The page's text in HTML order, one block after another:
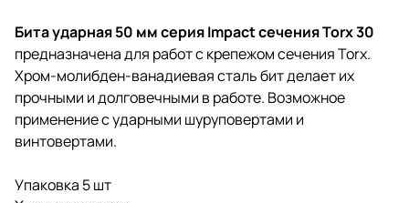
Бита ударная 50 мм серия Impact сечения Torx 30
предназначена для работ с крепежом сечения Torx.
Хром-молибден-ванадиевая сталь бит делает их
прочными и долговечными в работе. Возможное
применение с ударными шуруповертами и
винтовертами.
Упаковка 5 шт